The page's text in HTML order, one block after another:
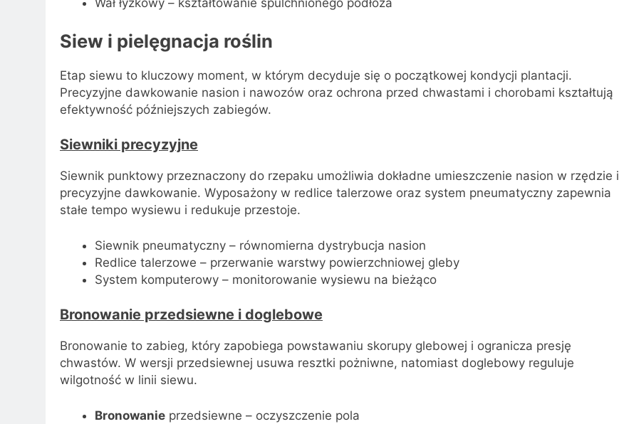
Wał łyżkowy – kształtowanie spulchnionego podłoża
Siew i pielęgnacja roślin
Etap siewu to kluczowy moment, w którym decyduje się o początkowej kondycji plantacji.
Precyzyjne dawkowanie nasion i nawozów oraz ochrona przed chwastami i chorobami kształtują
efektywność późniejszych zabiegów.
Siewniki precyzyjne
Siewnik punktowy przeznaczony do rzepaku umożliwia dokładne umieszczenie nasion w rzędzie i
precyzyjne dawkowanie. Wyposażony w redlice talerzowe oraz system pneumatyczny zapewnia
stałe tempo wysiewu i redukuje przestoje.
Siewnik pneumatyczny – równomierna dystrybucja nasion
Redlice talerzowe – przerwanie warstwy powierzchniowej gleby
System komputerowy – monitorowanie wysiewu na bieżąco
Bronowanie przedsiewne i doglebowe
Bronowanie to zabieg, który zapobiega powstawaniu skorupy glebowej i ogranicza presję
chwastów. W wersji przedsiewnej usuwa resztki pożniwne, natomiast doglebowy reguluje
wilgotność w linii siewu.
Bronowanieprzedsiewne – oczyszczenie pola